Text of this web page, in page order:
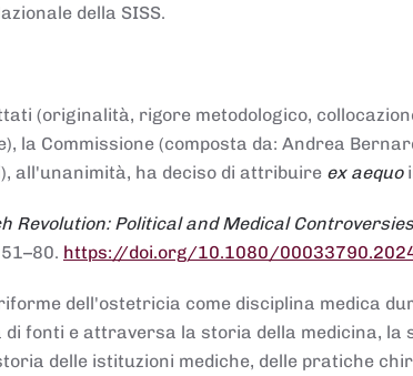
della SISS.
(originalità, rigore metodologico,
la Commissione (composta da: Andrea
all'unanimità, ha deciso di attribuire ex aequo
Revolution: Political and Medical
https://doi.org/10.1080/
dell'ostetricia come disciplina medica
fonti e attraversa la storia della medicina, la
delle istituzioni mediche, delle pratiche